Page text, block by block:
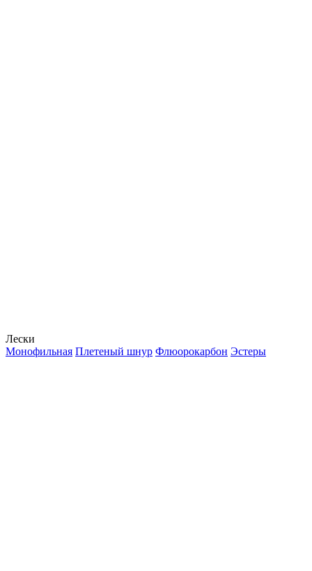
Лески
Монофильная Плетеный шнур Флюорокарбон Эстеры